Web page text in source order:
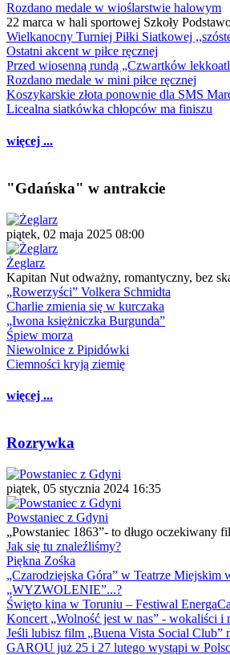
Rozdano medale w wioślarstwie halowym
22 marca w hali sportowej Szkoły
Wielkanocny Turniej Piłki Siatkowej
Ostatni akcent w piłce ręcznej
Przed wiosenną rundą „Czwartków
Rozdano medale w mini piłce ręcznej
Koszykarskie złota ponownie dla SMS
Licealna siatkówka chłopców ma finiszu
więcej ...
"Gdańska" w antrakcie
piątek, 02 maja 2025 08:00
Żeglarz
Kapitan Nut odważny, romantyczny, bez
„Rowerzyści” Volkera Schmidta
Charlie zmienia się w kurczaka
„Iwona księżniczka Burgunda”
Śpiew morza
Niewolnice z Pipidówki
Ciemności kryją ziemię
więcej ...
Rozrywka
piątek, 05 stycznia 2024 16:35
Powstaniec z Gdyni
„Powstaniec 1863”- to długo oczekiwany
Jak się tu znaleźliśmy?
Piękna Zośka
„Czarodziejska Góra” w Teatrze Miejskim
„WYZWOLENIE”...?
Święto kina w Toruniu – Festiwal
Koncert „Wolność jest w nas” - wokaliści i
Jeśli lubisz film „Buena Vista Social Club”
GAROU już 25 i 27 lutego wystąpi w